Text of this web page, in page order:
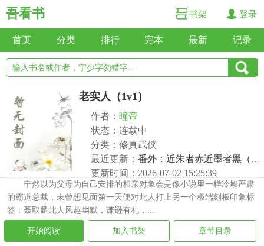
吾看书 书架 登录
首页 分类 排行 完本 最新 记录
老实人（1v1）
作者： 曈帝
状态：连载中
分类：修真武侠
最近更新： 番外：近朱者赤近墨者黑（1）（ ）
更新时间：2026-07-02 15:25:39
宁然以为父母为自己安排的相亲对象会是像小说里一样冷峻严肃
的霸道总裁，未曾想见面第一天便对此人打上另一个极端刻板印象标
签：聂取麟此人风趣幽默，谦逊有礼，...
开始阅读 加入书架 章节目录